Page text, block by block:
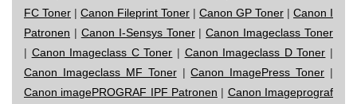
FC Toner | Canon Fileprint Toner | Canon GP Toner | Canon I
Patronen | Canon I-Sensys Toner|Canon Imageclass Toner
| Canon Imageclass C Toner | Canon Imageclass D Toner |
Canon Imageclass MF Toner|Canon ImagePress Toner |
Canon imagePROGRAF IPF Patronen | Canon Imageprograf